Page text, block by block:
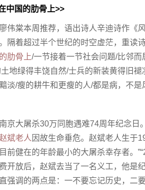
中国的肋骨上>>
伟棠本周推荐，语出诗人辛迪诗作《
隔着超过半个世纪的时空虚茫，重读
肋骨上/一节接着一节社会问题/比邻
地绿得丰饶自然/士兵的新装黄得旧
淡/瘦的耕牛和更瘦的人/都是病，不是
京大屠杀30万同胞遇难74周年纪念
斌老人 因故生命垂危。赵斌老人生于
前健在的年龄最小的大屠杀幸存者。
开放后，赵斌去当了一名义工，他是
强调的两点是：一不要忘记历史，二